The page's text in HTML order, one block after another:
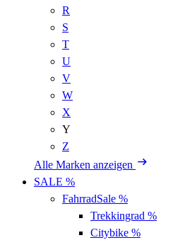
R
S
T
U
V
W
X
Y
Z
Alle Marken anzeigen
SALE %
FahrradSale %
Trekkingrad %
Citybike %